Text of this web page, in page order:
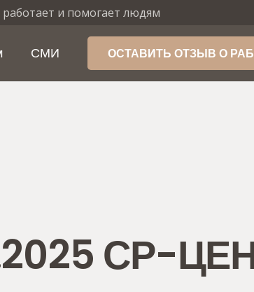
и помогает людям
СМИ ОСТАВИТЬ ОТЗЫВ О
СР-